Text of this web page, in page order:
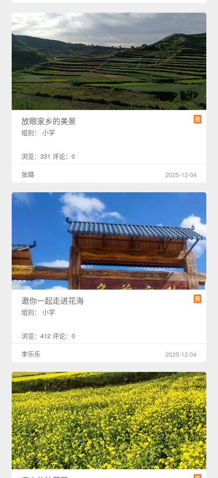
赛
放眼家乡的美景
组别： 小学
浏览：331 评论：0
张璐
2025-12-04
赛
邀你一起走进花海
组别： 小学
浏览：412 评论：0
李乐乐
2025-12-04